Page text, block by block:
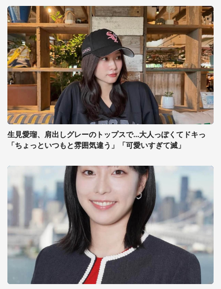
生見愛瑠、肩出しグレーのトップスで...大人っぽくてドキっ
「ちょっといつもと雰囲気違う」「可愛いすぎて滅」